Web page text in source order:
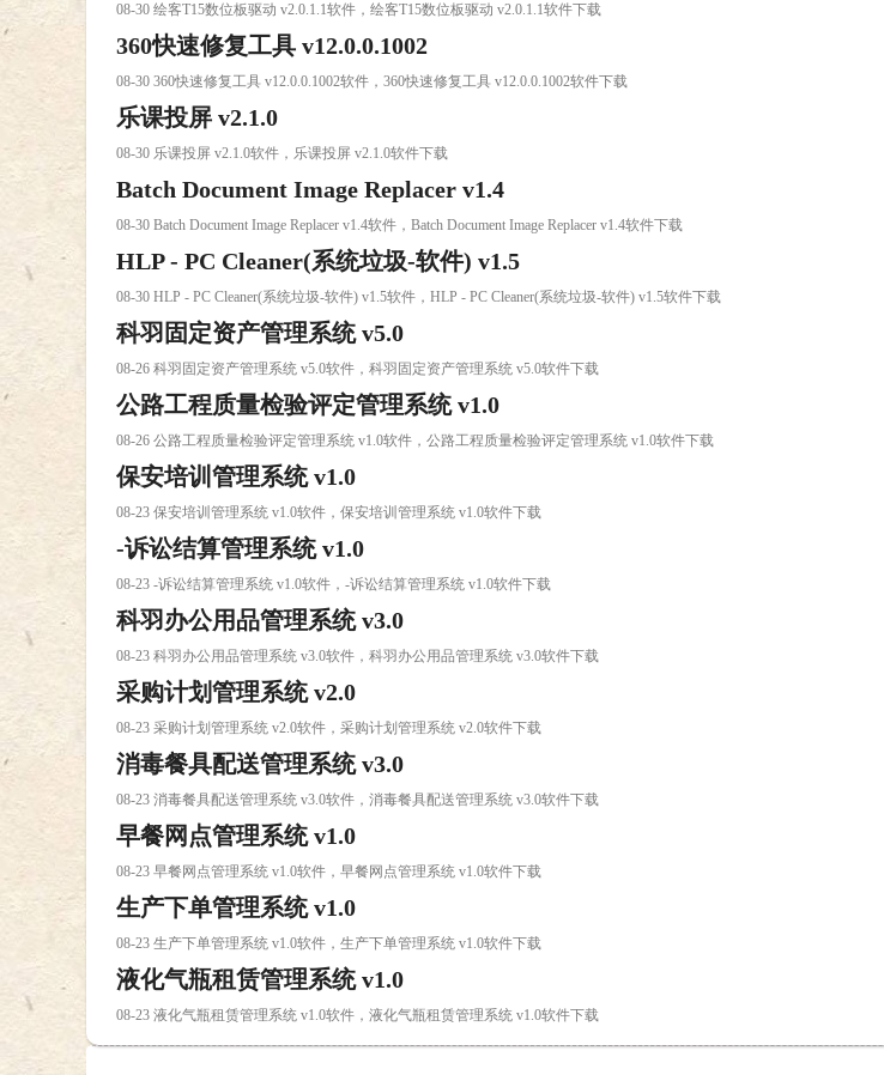
08-30 绘客T15数位板驱动 v2.0.1.1软件，绘客T15数位板驱动 v2.0.1.1软件下载
360快速修复工具 v12.0.0.1002
08-30 360快速修复工具 v12.0.0.1002软件，360快速修复工具 v12.0.0.1002软件下载
乐课投屏 v2.1.0
08-30 乐课投屏 v2.1.0软件，乐课投屏 v2.1.0软件下载
Batch Document Image Replacer v1.4
08-30 Batch Document Image Replacer v1.4软件，Batch Document Image Replacer v1.4软件下载
HLP - PC Cleaner(系统垃圾-软件) v1.5
08-30 HLP - PC Cleaner(系统垃圾-软件) v1.5软件，HLP - PC Cleaner(系统垃圾-软件) v1.5软件下载
科羽固定资产管理系统 v5.0
08-26 科羽固定资产管理系统 v5.0软件，科羽固定资产管理系统 v5.0软件下载
公路工程质量检验评定管理系统 v1.0
08-26 公路工程质量检验评定管理系统 v1.0软件，公路工程质量检验评定管理系统 v1.0软件下载
保安培训管理系统 v1.0
08-23 保安培训管理系统 v1.0软件，保安培训管理系统 v1.0软件下载
-诉讼结算管理系统 v1.0
08-23 -诉讼结算管理系统 v1.0软件，-诉讼结算管理系统 v1.0软件下载
科羽办公用品管理系统 v3.0
08-23 科羽办公用品管理系统 v3.0软件，科羽办公用品管理系统 v3.0软件下载
采购计划管理系统 v2.0
08-23 采购计划管理系统 v2.0软件，采购计划管理系统 v2.0软件下载
消毒餐具配送管理系统 v3.0
08-23 消毒餐具配送管理系统 v3.0软件，消毒餐具配送管理系统 v3.0软件下载
早餐网点管理系统 v1.0
08-23 早餐网点管理系统 v1.0软件，早餐网点管理系统 v1.0软件下载
生产下单管理系统 v1.0
08-23 生产下单管理系统 v1.0软件，生产下单管理系统 v1.0软件下载
液化气瓶租赁管理系统 v1.0
08-23 液化气瓶租赁管理系统 v1.0软件，液化气瓶租赁管理系统 v1.0软件下载